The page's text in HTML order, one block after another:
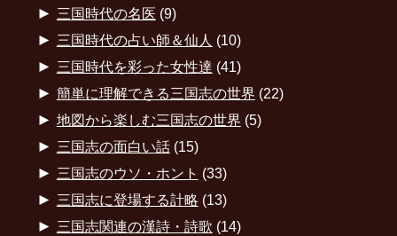
► 三国時代の名医 (9)
► 三国時代の占い師＆仙人 (10)
► 三国時代を彩った女性達 (41)
► 簡単に理解できる三国志の世界 (22)
► 地図から楽しむ三国志の世界 (5)
► 三国志の面白い話(15)
► 三国志のウソ・ホント (33)
► 三国志に登場する計略 (13)
► 三国志関連の漢詩・詩歌 (14)